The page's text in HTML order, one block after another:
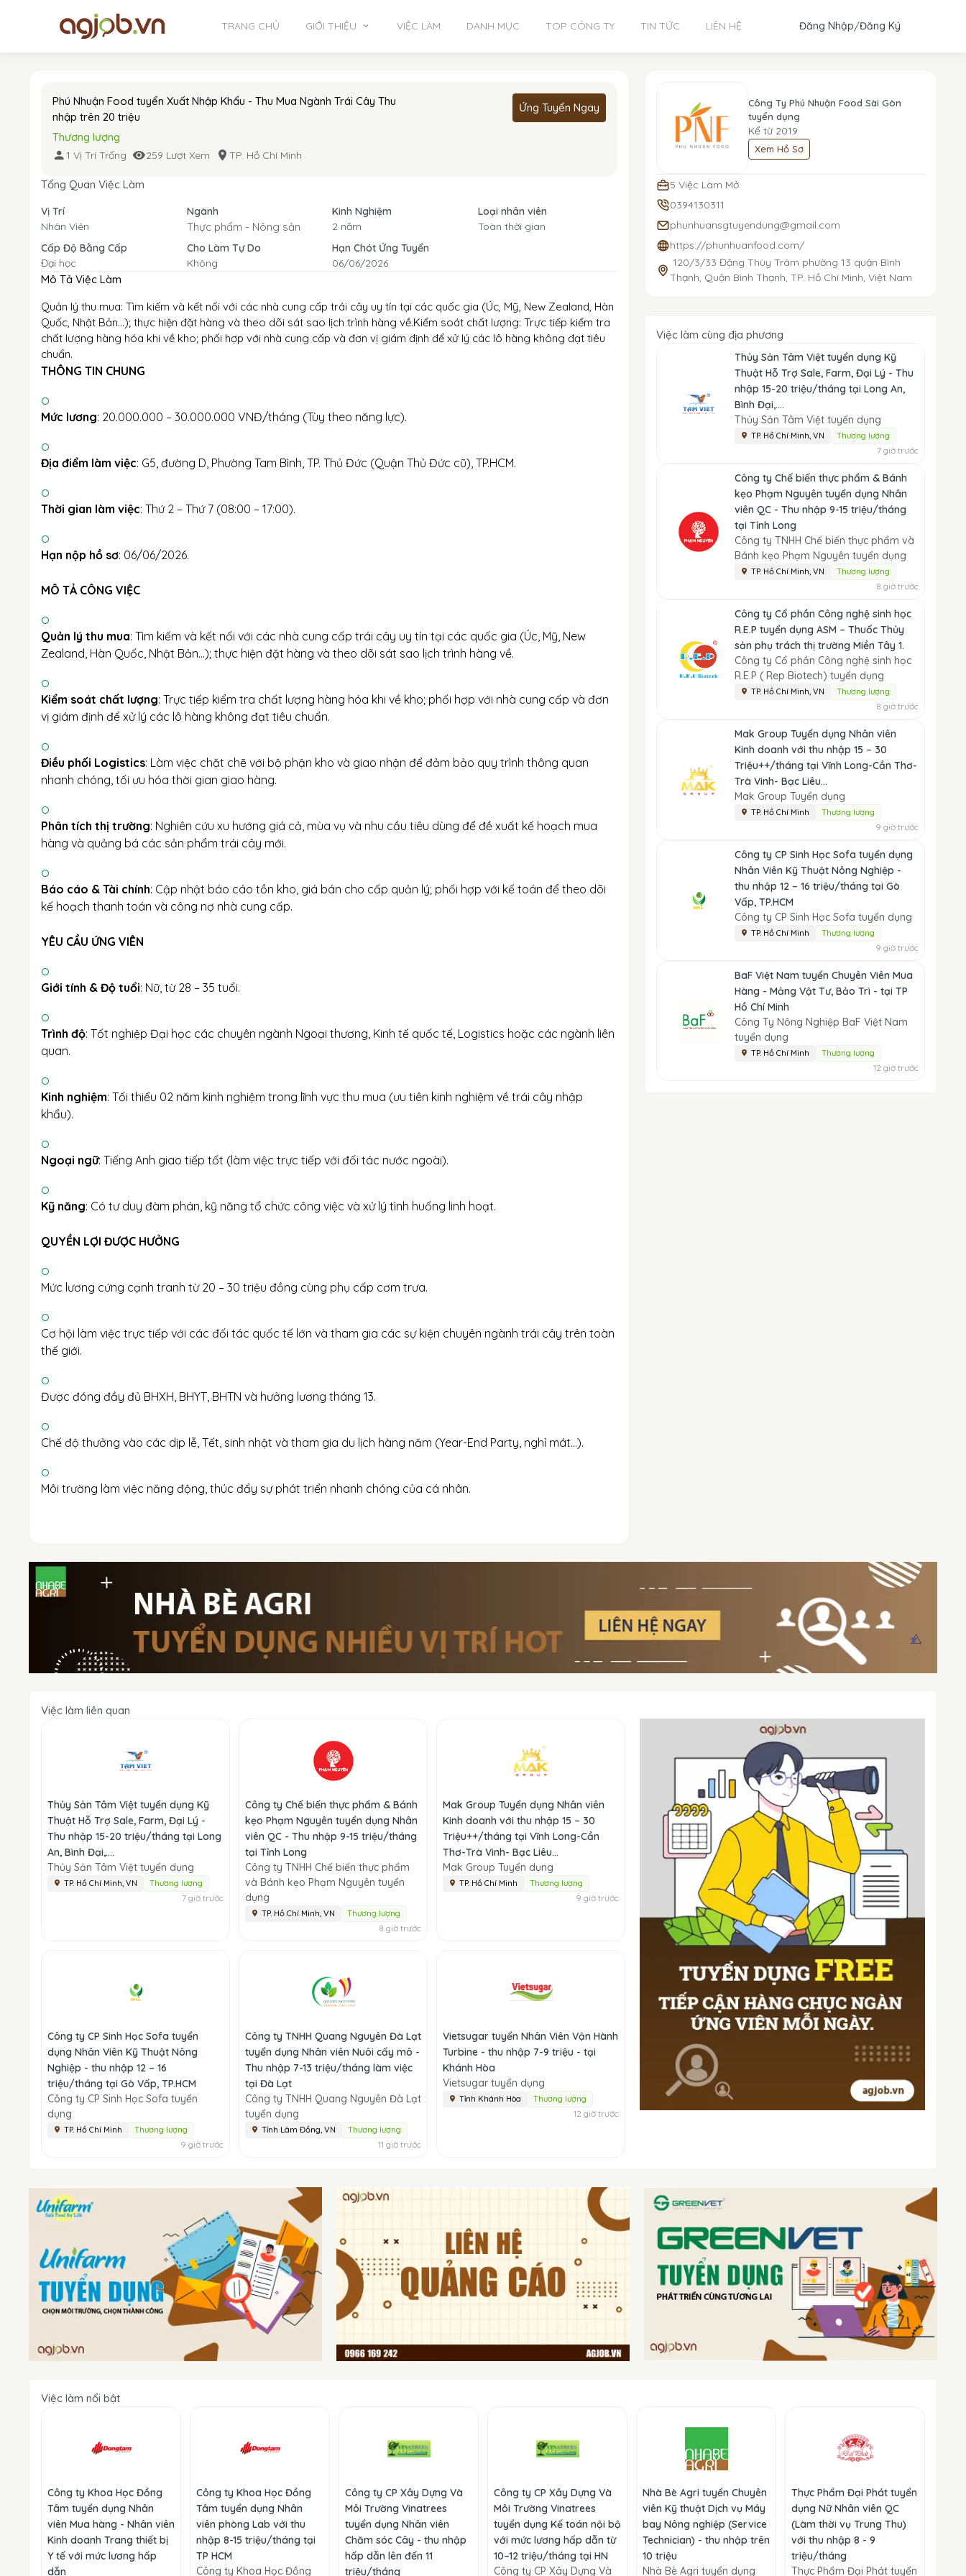
TRANG CHỦ GIỚI THIỆU VIỆC LÀM DANH MỤC TOP CÔNG TY TIN TỨC LIÊN HỆ Đăng Nhập/Đăng Ký
Phú Nhuận Food tuyển Xuất Nhập Khẩu - Thu Mua Ngành Trái Cây Thu
nhập trên 20 triệu
Ứng Tuyển Ngay
Thương lượng
1 Vị Trí Trống 259 Lượt Xem TP. Hồ Chí Minh
Tổng Quan Việc Làm
Vị Trí
Nhân Viên
Ngành
Thực phẩm - Nông sản
Kinh Nghiệm
2 năm
Loại nhân viên
Toàn thời gian
Cấp Độ Bằng Cấp
Đại học
Cho Làm Tự Do
Không
Hạn Chót Ứng Tuyển
06/06/2026
Mô Tả Việc Làm
Quản lý thu mua: Tìm kiếm và kết nối với các nhà cung cấp trái cây uy tín tại các quốc gia (Úc, Mỹ, New Zealand, Hàn
Quốc, Nhật Bản...); thực hiện đặt hàng và theo dõi sát sao lịch trình hàng về.Kiểm soát chất lượng: Trực tiếp kiểm tra
chất lượng hàng hóa khi về kho; phối hợp với nhà cung cấp và đơn vị giám định để xử lý các lô hàng không đạt tiêu
chuẩn.
THÔNG TIN CHUNG
Mức lương: 20.000.000 – 30.000.000 VNĐ/tháng (Tùy theo năng lực).
Địa điểm làm việc: G5, đường D, Phường Tam Bình, TP. Thủ Đức (Quận Thủ Đức cũ), TP.HCM.
Thời gian làm việc: Thứ 2 – Thứ 7 (08:00 – 17:00).
Hạn nộp hồ sơ: 06/06/2026.
MÔ TẢ CÔNG VIỆC
Quản lý thu mua: Tìm kiếm và kết nối với các nhà cung cấp trái cây uy tín tại các quốc gia (Úc, Mỹ, New
Zealand, Hàn Quốc, Nhật Bản...); thực hiện đặt hàng và theo dõi sát sao lịch trình hàng về.
Kiểm soát chất lượng: Trực tiếp kiểm tra chất lượng hàng hóa khi về kho; phối hợp với nhà cung cấp và đơn
vị giám định để xử lý các lô hàng không đạt tiêu chuẩn.
Điều phối Logistics: Làm việc chặt chẽ với bộ phận kho và giao nhận để đảm bảo quy trình thông quan
nhanh chóng, tối ưu hóa thời gian giao hàng.
Phân tích thị trường: Nghiên cứu xu hướng giá cả, mùa vụ và nhu cầu tiêu dùng để đề xuất kế hoạch mua
hàng và quảng bá các sản phẩm trái cây mới.
Báo cáo & Tài chính: Cập nhật báo cáo tồn kho, giá bán cho cấp quản lý; phối hợp với kế toán để theo dõi
kế hoạch thanh toán và công nợ nhà cung cấp.
YÊU CẦU ỨNG VIÊN
Giới tính & Độ tuổi: Nữ, từ 28 – 35 tuổi.
Trình độ: Tốt nghiệp Đại học các chuyên ngành Ngoại thương, Kinh tế quốc tế, Logistics hoặc các ngành liên
quan.
Kinh nghiệm: Tối thiểu 02 năm kinh nghiệm trong lĩnh vực thu mua (ưu tiên kinh nghiệm về trái cây nhập
khẩu).
Ngoại ngữ: Tiếng Anh giao tiếp tốt (làm việc trực tiếp với đối tác nước ngoài).
Kỹ năng: Có tư duy đàm phán, kỹ năng tổ chức công việc và xử lý tình huống linh hoạt.
QUYỀN LỢI ĐƯỢC HƯỞNG
Mức lương cứng cạnh tranh từ 20 – 30 triệu đồng cùng phụ cấp cơm trưa.
Cơ hội làm việc trực tiếp với các đối tác quốc tế lớn và tham gia các sự kiện chuyên ngành trái cây trên toàn
thế giới.
Được đóng đầy đủ BHXH, BHYT, BHTN và hưởng lương tháng 13.
Chế độ thưởng vào các dịp lễ, Tết, sinh nhật và tham gia du lịch hàng năm (Year-End Party, nghỉ mát...).
Môi trường làm việc năng động, thúc đẩy sự phát triển nhanh chóng của cá nhân.
Công Ty Phú Nhuận Food Sài Gòn
tuyển dụng
Kể từ 2019
Xem Hồ Sơ
5 Việc Làm Mở
0394130311
phunhuansgtuyendung@gmail.com
https://phunhuanfood.com/
120/3/33 Đặng Thùy Trâm phường 13 quận Bình
Thạnh, Quận Bình Thạnh, TP. Hồ Chí Minh, Việt Nam
Việc làm cùng địa phương
Thủy Sản Tâm Việt tuyển dụng Kỹ
Thuật Hỗ Trợ Sale, Farm, Đại Lý - Thu
nhập 15-20 triệu/tháng tại Long An,
Bình Đại,....
Thủy Sản Tâm Việt tuyển dụng
TP. Hồ Chí Minh, VN Thương lượng
7 giờ trước
Công ty Chế biến thực phẩm & Bánh
kẹo Phạm Nguyên tuyển dụng Nhân
viên QC - Thu nhập 9-15 triệu/tháng
tại Tỉnh Long
Công ty TNHH Chế biến thực phẩm và
Bánh kẹo Phạm Nguyên tuyển dụng
TP. Hồ Chí Minh, VN Thương lượng
8 giờ trước
Công ty Cổ phần Công nghệ sinh học
R.E.P tuyển dụng ASM – Thuốc Thủy
sản phụ trách thị trường Miền Tây 1.
Công ty Cổ phần Công nghệ sinh học
R.E.P ( Rep Biotech) tuyển dụng
TP. Hồ Chí Minh, VN Thương lượng
8 giờ trước
Mak Group Tuyển dụng Nhân viên
Kinh doanh với thu nhập 15 – 30
Triệu++/tháng tại Vĩnh Long-Cần Thơ-
Trà Vinh- Bạc Liêu...
Mak Group Tuyển dụng
TP. Hồ Chí Minh Thương lượng
9 giờ trước
Công ty CP Sinh Học Sofa tuyển dụng
Nhân Viên Kỹ Thuật Nông Nghiệp -
thu nhập 12 – 16 triệu/tháng tại Gò
Vấp, TP.HCM
Công ty CP Sinh Học Sofa tuyển dụng
TP. Hồ Chí Minh Thương lượng
9 giờ trước
BaF Việt Nam tuyển Chuyên Viên Mua
Hàng - Mảng Vật Tư, Bảo Trì - tại TP
Hồ Chí Minh
Công Ty Nông Nghiệp BaF Việt Nam
tuyển dụng
TP. Hồ Chí Minh Thương lượng
12 giờ trước
Việc làm liên quan
Thủy Sản Tâm Việt tuyển dụng Kỹ
Thuật Hỗ Trợ Sale, Farm, Đại Lý -
Thu nhập 15-20 triệu/tháng tại Long
An, Bình Đại,....
Thủy Sản Tâm Việt tuyển dụng
TP. Hồ Chí Minh, VN Thương lượng
7 giờ trước
Công ty Chế biến thực phẩm & Bánh
kẹo Phạm Nguyên tuyển dụng Nhân
viên QC - Thu nhập 9-15 triệu/tháng
tại Tỉnh Long
Công ty TNHH Chế biến thực phẩm
và Bánh kẹo Phạm Nguyên tuyển
dụng
TP. Hồ Chí Minh, VN Thương lượng
8 giờ trước
Mak Group Tuyển dụng Nhân viên
Kinh doanh với thu nhập 15 – 30
Triệu++/tháng tại Vĩnh Long-Cần
Thơ-Trà Vinh- Bạc Liêu...
Mak Group Tuyển dụng
TP. Hồ Chí Minh Thương lượng
9 giờ trước
Công ty CP Sinh Học Sofa tuyển
dụng Nhân Viên Kỹ Thuật Nông
Nghiệp - thu nhập 12 – 16
triệu/tháng tại Gò Vấp, TP.HCM
Công ty CP Sinh Học Sofa tuyển
dụng
TP. Hồ Chí Minh Thương lượng
9 giờ trước
Công ty TNHH Quang Nguyên Đà Lạt
tuyển dụng Nhân viên Nuôi cấy mô -
Thu nhập 7-13 triệu/tháng làm việc
tại Đà Lạt
Công ty TNHH Quang Nguyên Đà Lạt
tuyển dụng
Tỉnh Lâm Đồng, VN Thương lượng
11 giờ trước
Vietsugar tuyển Nhân Viên Vận Hành
Turbine - thu nhập 7-9 triệu - tại
Khánh Hòa
Vietsugar tuyển dụng
Tỉnh Khánh Hòa Thương lượng
12 giờ trước
Việc làm nổi bật
Công ty Khoa Học Đồng
Tâm tuyển dụng Nhân
viên Mua hàng - Nhân viên
Kinh doanh Trang thiết bị
Y tế với mức lương hấp
dẫn
Công ty Khoa Học Đồng
Tâm tuyển dụng Nhân
viên phòng Lab với thu
nhập 8-15 triệu/tháng tại
TP HCM
Công ty Khoa Học Đồng
Công ty CP Xây Dựng Và
Môi Trường Vinatrees
tuyển dụng Nhân viên
Chăm sóc Cây - thu nhập
hấp dẫn lên đến 11
triệu/tháng
Công ty CP Xây Dựng Và
Môi Trường Vinatrees
tuyển dụng Kế toán nội bộ
với mức lương hấp dẫn từ
10–12 triệu/tháng tại HN
Công ty CP Xây Dựng Và
Nhà Bè Agri tuyển Chuyên
viên Kỹ thuật Dịch vụ Máy
bay Nông nghiệp (Service
Technician) - thu nhập trên
10 triệu
Nhà Bè Agri tuyển dụng
Thực Phẩm Đại Phát tuyển
dụng Nữ Nhân viên QC
(Làm thời vụ Trung Thu)
với thu nhập 8 - 9
triệu/tháng
Thực Phẩm Đại Phát tuyển